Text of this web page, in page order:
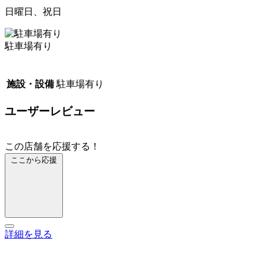
日曜日、祝日
駐車場有り
施設・設備 駐車場有り
ユーザーレビュー
この店舗を応援する！
ここから応援
詳細を見る